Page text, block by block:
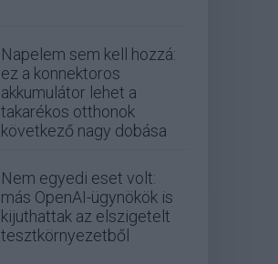
Napelem sem kell hozzá:
ez a konnektoros
akkumulátor lehet a
takarékos otthonok
következő nagy dobása
Nem egyedi eset volt:
más OpenAI-ügynökök is
kijuthattak az elszigetelt
tesztkörnyezetből